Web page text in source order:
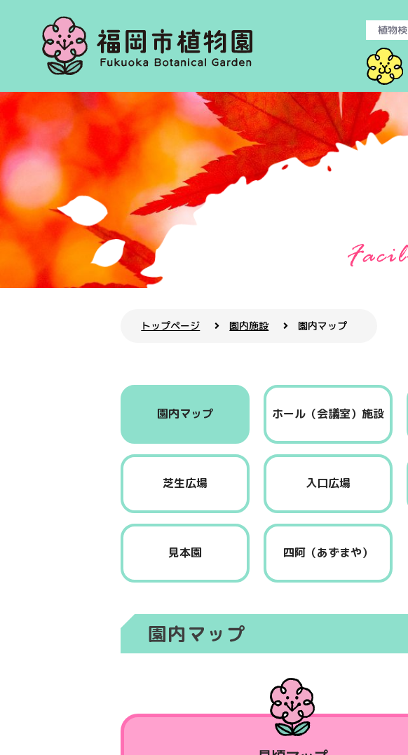
トップページ 園内施設 園内マップ
園内マップ ホール（会議室）施設
芝生広場 入口広場
見本園 四阿（あずまや）
園内マップ